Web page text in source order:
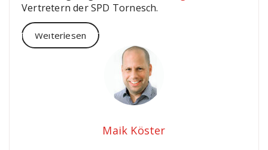
Vertretern der SPD Tornesch.
Weiterlesen
Maik Köster